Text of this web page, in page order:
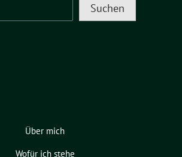
Suchen
Über mich
Wofür ich stehe